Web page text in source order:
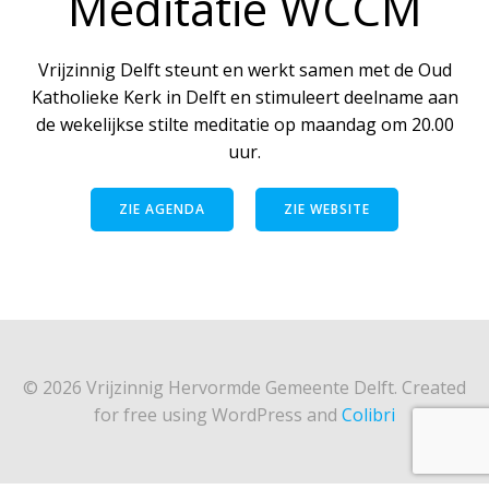
Vrijzinnig Delft steunt en werkt samen met de Oud
Katholieke Kerk in Delft en stimuleert deelname aan
de wekelijkse stilte meditatie op maandag om 20.00
uur.
ZIE AGENDA ZIE WEBSITE
© 2026 Vrijzinnig Hervormde Gemeente Delft. Created
for free using WordPress and Colibri